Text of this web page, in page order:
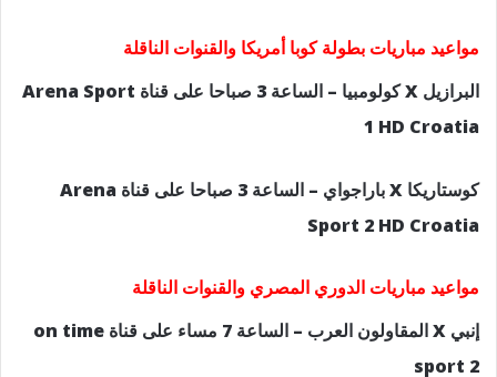
مواعيد مباريات بطولة كوبا أمريكا والقنوات الناقلة
البرازيل X كولومبيا – الساعة 3 صباحا على قناة Arena Sport
1 HD Croatia
كوستاريكا X باراجواي – الساعة 3 صباحا على قناة Arena
Sport 2 HD Croatia
مواعيد مباريات الدوري المصري والقنوات الناقلة
إنبي X المقاولون العرب – الساعة 7 مساء على قناة on time
sport 2